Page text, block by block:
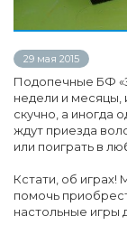
29 мая 2015
Подопечные БФ
недели и месяцы,
скучно, а иногда
ждут приезда
или поиграть в
Кстати, об
помочь
настольные игры